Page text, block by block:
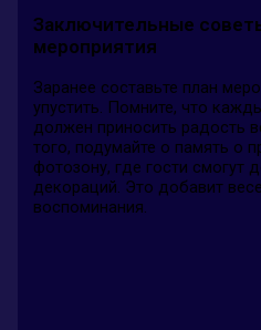
Заключительные
мероприятия
Заранее составьте план
упустить. Помните, что
должен приносить радость
того, подумайте о память о
фотозону, где гости смогут
декораций. Это добавит
воспоминания.